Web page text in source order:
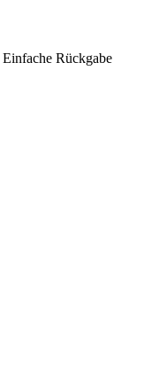
Einfache Rückgabe